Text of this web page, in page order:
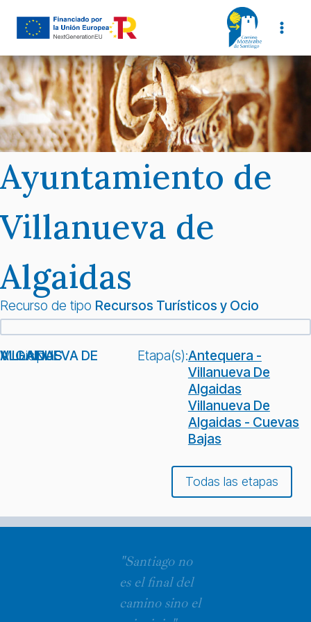
Ayuntamiento de
Villanueva de
Algaidas
Recurso de tipo Recursos Turísticos y Ocio
Municipio:
VILLANUEVA DE ALGAIDAS Etapa(s):Antequera -
Villanueva De
Algaidas
Villanueva De
Algaidas - Cuevas
Bajas
Todas las etapas
"Santiago no
es el final del
camino sino el